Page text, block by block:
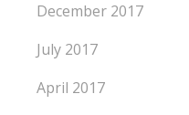
December 2017
July 2017
April 2017